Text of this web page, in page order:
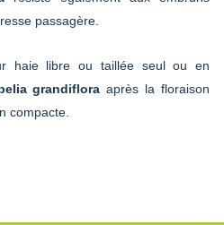
passagère.
haie libre ou taillée seul ou en
grandiflora après la floraison
compacte.